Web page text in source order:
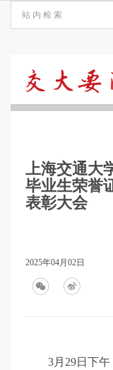
上海交通大
毕业生荣誉
表彰大会
2025年04月02日
3月29日下